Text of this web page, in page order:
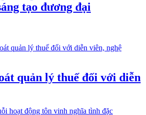
tạo đương đại
quản lý thuế đối với diễn